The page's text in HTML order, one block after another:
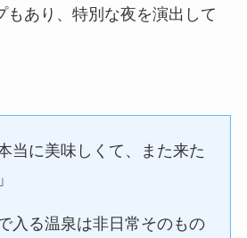
もあり、特別な夜を演出して
当に美味しくて、また来た
入る温泉は非日常そのもの